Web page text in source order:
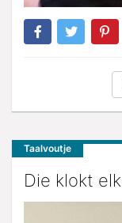
Taalvoutje
Die klokt